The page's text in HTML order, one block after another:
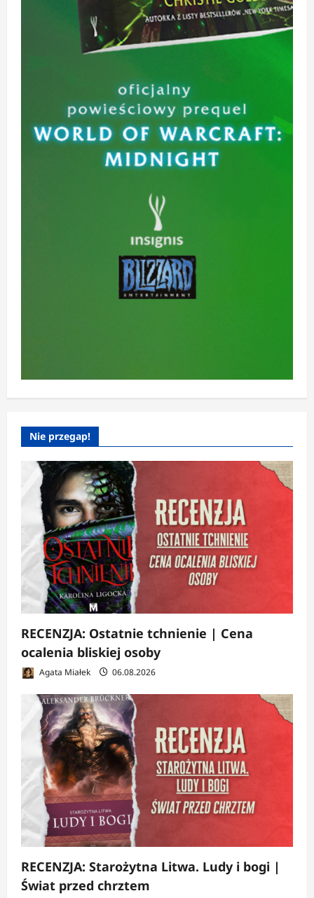
Nie przegap!
RECENZJA: Ostatnie tchnienie | Cena
ocalenia bliskiej osoby
Agata Miałek 06.08.2026
RECENZJA: Starożytna Litwa. Ludy i bogi |
Świat przed chrztem